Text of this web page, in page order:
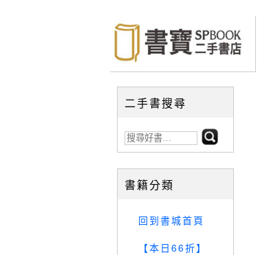
二手書搜尋
書籍分類
回到書城首頁
【本日66折】